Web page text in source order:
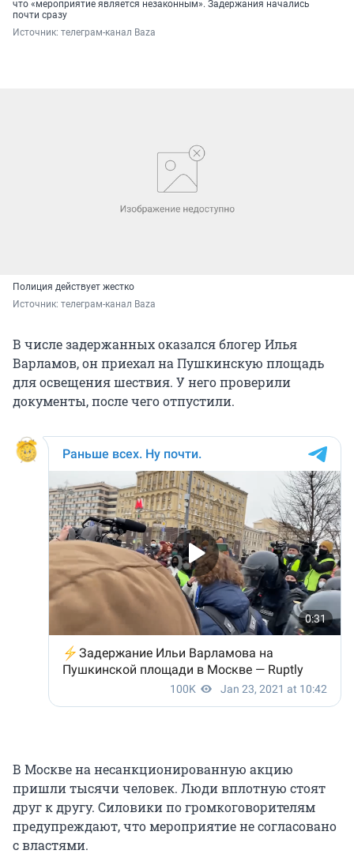
что «мероприятие является незаконным». Задержания начались
почти сразу
Источник: телеграм-канал Baza
Полиция действует жестко
Источник: телеграм-канал Baza
В числе задержанных оказался блогер Илья
Варламов, он приехал на Пушкинскую площадь
для освещения шествия. У него проверили
документы, после чего отпустили.
В Москве на несанкционированную акцию
пришли тысячи человек. Люди вплотную стоят
друг к другу. Силовики по громкоговорителям
предупреждают, что мероприятие не согласовано
с властями.